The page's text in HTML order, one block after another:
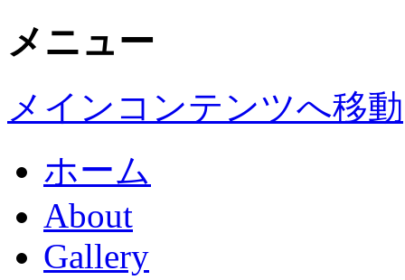
メニュー
メインコンテンツへ移動
ホーム
About
Gallery